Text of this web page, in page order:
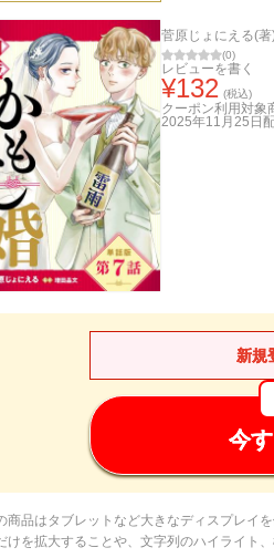
菅原じょにえる(著
(0)
レビューを書く
¥132 (税込)
クーポン利用対象
2025年11月25日
新規
今
品はタブレットなど大きなディスプレイ
けを拡大することや、文字列のハイライト